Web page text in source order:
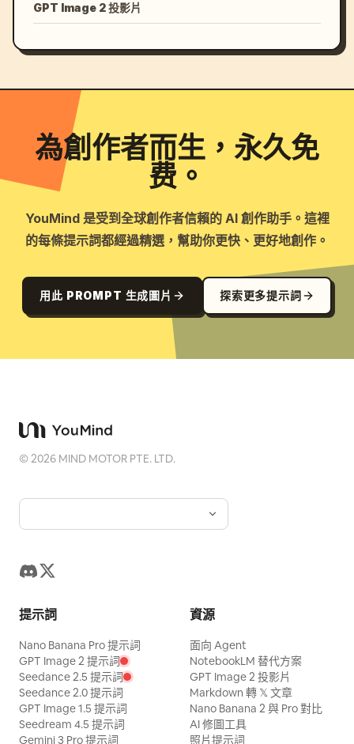
GPT Image 2 投影片
為創作者而生，永久免
费。
YouMind 是受到全球創作者信賴的 AI 創作助手。這裡
的每條提示詞都經過精選，幫助你更快、更好地創作。
用此 PROMPT 生成圖片 探索更多提示詞
©2026 MIND MOTOR PTE. LTD.
提示詞
Nano Banana Pro 提示詞
GPT Image 2 提示詞
Seedance 2.5 提示詞
Seedance 2.0 提示詞
GPT Image 1.5 提示詞
Seedream 4.5 提示詞
Gemini 3 Pro 提示詞
資源
面向 Agent
NotebookLM 替代方案
GPT Image 2 投影片
Markdown 轉 𝕏 文章
Nano Banana 2 與 Pro 對比
AI 修圖工具
照片提示詞